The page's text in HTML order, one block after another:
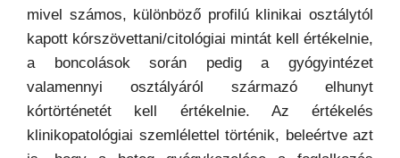
mivel számos, különböző profilú klinikai osztálytól
kapott kórszövettani/citológiai mintát kell értékelnie,
a boncolások során pedig a gyógyintézet
valamennyi osztályáról származó elhunyt
kórtörténetét kell értékelnie. Az értékelés
klinikopatológiai szemlélettel történik, beleértve azt